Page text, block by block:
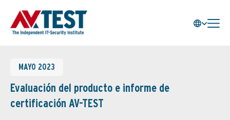
MAYO 2023
Evaluación del producto e informe de
certificación AV-TEST